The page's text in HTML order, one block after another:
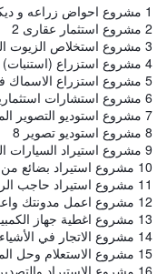
1 مشروع احواض زراعه و ديكورات حجرية 1
2 مشروع استثمار عقارى 2
3 مشروع استخلاص الزيوت العطرية والطبية 3
4 مشروع استزراع (استنبات) الشعير بدون تربة 4
5 مشروع استزراع الاسماك فى حقول الارز 5
6 مشروع استشارات استثمارية بالإنترنت 6
7 مشروع استوديو التصوير المحمول 7
8 مشروع استوديو تصوير 8
9 مشروع استيراد السيارات المستعملة 9
10 مشروع استيراد بضائع من الصين 10
11 مشروع استيراد حاجب الرنين الهاتفى وتسويقه 11
12 مشروع اعمل مدونتك واعرض فيها خدماتك 12
13 مشروع اغطية جهاز الكمبيوتر و الأجهزة الكهربائية 13
14 مشروع الاتجار في الأشياء المستعملة بالانترنت 14
15 مشروع الاستعلام وحل المشاكل والنزاعات التجارية 15
16 مشروع الاستيراد والتصدير بين الدول العربية 16